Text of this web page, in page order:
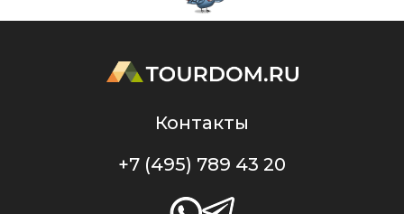
Контакты
+7 (495) 789 43 20